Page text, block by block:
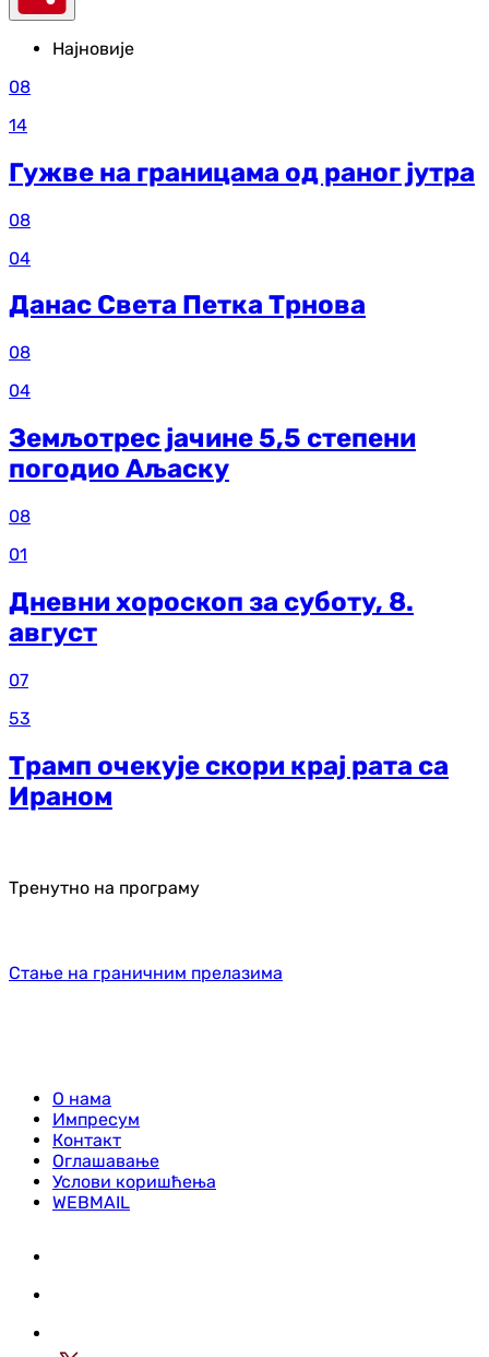
Најновије
08
14
Гужве на границама од раног јутра
08
04
Данас Света Петка Трнова
08
04
Земљотрес јачине 5,5 степени
погодио Аљаску
08
01
Дневни хороскоп за суботу, 8.
август
07
53
Трамп очекује скори крај рата са
Ираном
Тренутно на програму
Стање на граничним прелазима
О нама
Импресум
Контакт
Оглашавање
Услови коришћења
WEBMAIL